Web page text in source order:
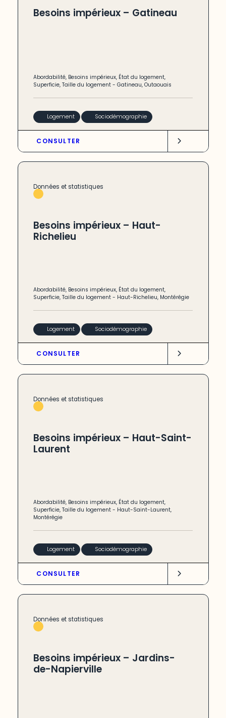
Besoins impérieux – Gatineau
Abordabilité, Besoins impérieux, État du logement,
Superficie,Taille du logement -Gatineau,Outaouais
Logement Sociodémographie
CONSULTER
Données et statistiques
Besoins impérieux – Haut-
Richelieu
Abordabilité, Besoins impérieux, État du logement,
Superficie,Taille du logement - Haut-Richelieu, Montérégie
Logement Sociodémographie
CONSULTER
Données et statistiques
Besoins impérieux – Haut-Saint-
Laurent
Abordabilité, Besoins impérieux, État du logement,
Superficie,Taille du logement - Haut-Saint-Laurent,
Montérégie
Logement Sociodémographie
CONSULTER
Données et statistiques
Besoins impérieux – Jardins-
de-Napierville